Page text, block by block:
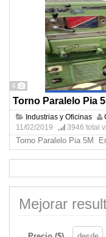
4
Torno Paralelo Pia
Industrias y Oficinas
11/02/2019
3946 total
Torno Paralelo Pia 5M
Mejorar